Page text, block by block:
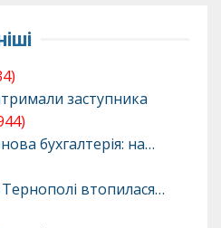
заступника
бухгалтерія: на…
втопилася…